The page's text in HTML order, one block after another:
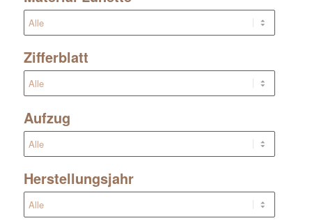
Zifferblatt
Aufzug
Herstellungsjahr